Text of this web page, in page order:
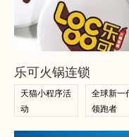
乐可火锅连锁
天猫小程序活
动
全球新一
领跑者